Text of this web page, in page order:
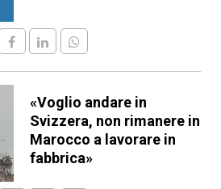
«Voglio andare in
Svizzera, non rimanere in
Marocco a lavorare in
fabbrica»